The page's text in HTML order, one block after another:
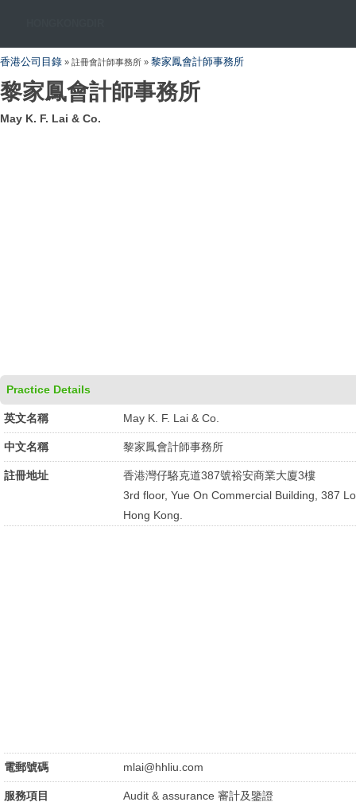
香港公司目錄 » 註冊會計師事務所 » 黎家鳳會計師事務所
黎家鳳會計師事務所
May K. F. Lai & Co.
Practice Details
英文名稱 May K. F. Lai & Co.
中文名稱 黎家鳳會計師事務所
註冊地址
香港灣仔駱克道387號裕安商業大廈3樓
3rd floor, Yue On Commercial Building, 387
Hong Kong.
電郵號碼 mlai@hhliu.com
服務項目
Audit & assurance 審計及鑒證